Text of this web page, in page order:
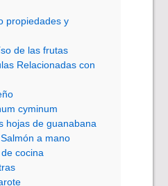
propiedades y
de las frutas
Relacionadas con
cyminum
hojas de guanabana
a mano
cocina